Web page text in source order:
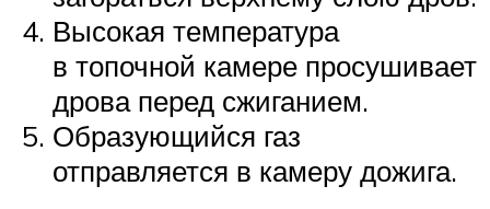
Высокая температура
в топочной камере просушивает
дрова перед сжиганием.
Образующийся газ
отправляется в камеру дожига.